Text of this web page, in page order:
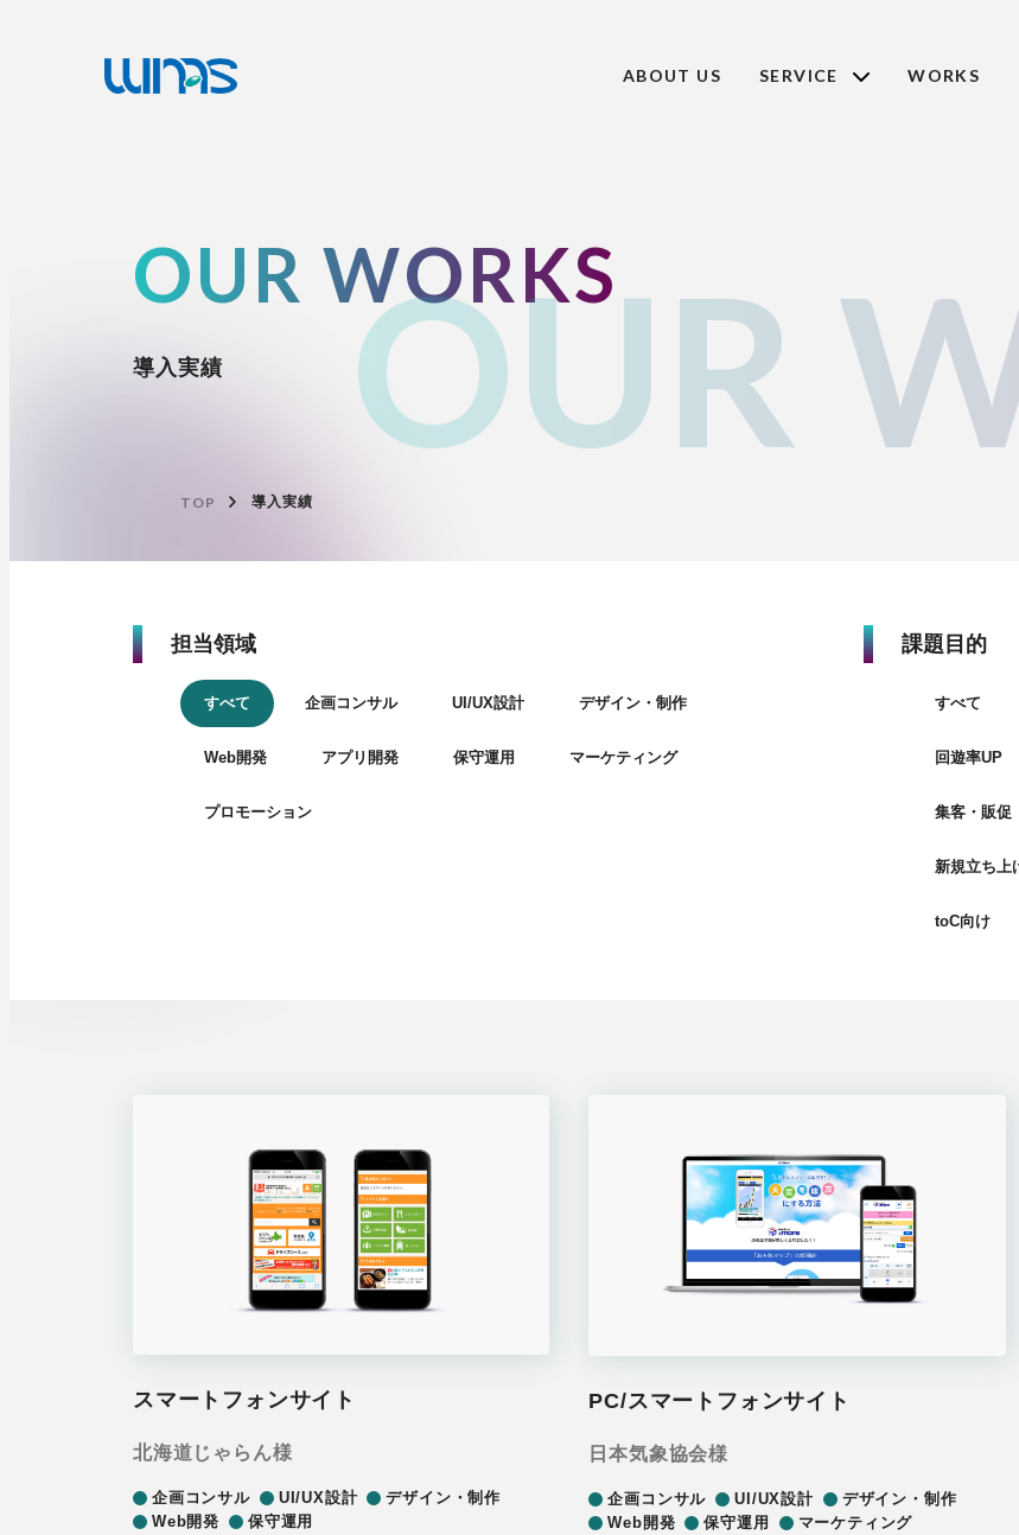
ABOUT US SERVICE WORKS
OUR WORKS
導入実績 OUR
TOP 導入実績
担当領域
すべて 企画コンサル UI/UX設計 デザイン・制作
Web開発 アプリ開発 保守運用 マーケティング
プロモーション
課題目的
すべて
回遊率UP
集客・販促
新規立ち上
toC向け
スマートフォンサイト
北海道じゃらん様
企画コンサル UI/UX設計
デザイン・制作
Web開発
保守運用
PC/スマートフォンサイト
日本気象協会様
企画コンサル UI/UX設計
デザイン・制作
Web開発
保守運用
マーケティング